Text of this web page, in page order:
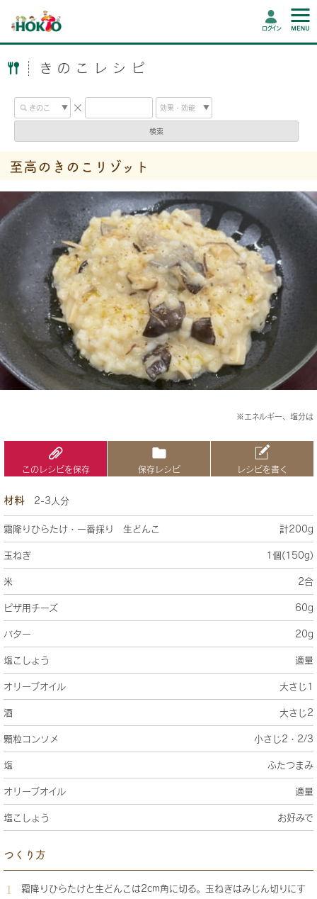
ログイン
きのこレシピ
検索
至高のきのこリゾット
※エネルギー、塩分は
このレシピを保存 保存レシピ レシピを書く
材料 2-3人分
霜降りひらたけ・一番採り 生どんこ 計200g
玉ねぎ 1個(150g)
米 2合
ピザ用チーズ 60g
バター 20g
塩こしょう 適量
オリーブオイル 大さじ1
酒 大さじ2
顆粒コンソメ 小さじ2・2/3
塩 ふたつまみ
オリーブオイル 適量
塩こしょう お好みで
つくり方
霜降りひらたけと生どんこは2cm角に切る。玉ねぎはみじん切りにす